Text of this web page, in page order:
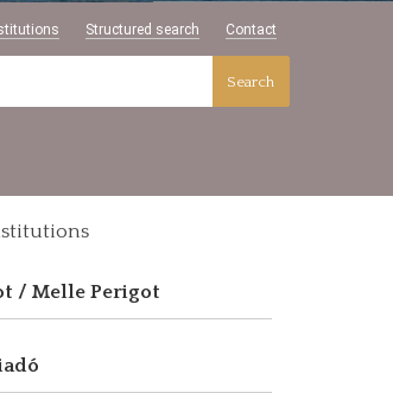
Structured search Contact
Search
/ Melle Perigot